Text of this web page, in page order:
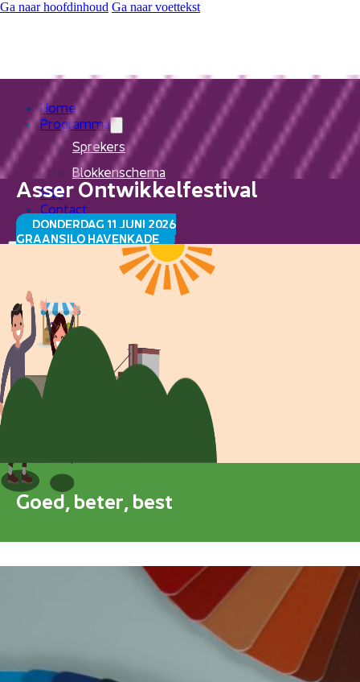
Ga naar hoofdinhoud Ga naar voettekst
Home
Programma
Sprekers
Blokkenschema
FAQ
Contact
Home
Programma
Sprekers
Blokkenschema
Asser Ontwikkelfestival
DONDERDAG 11 JUNI 2026
GRAANSILO HAVENKADE
Goed, beter, best